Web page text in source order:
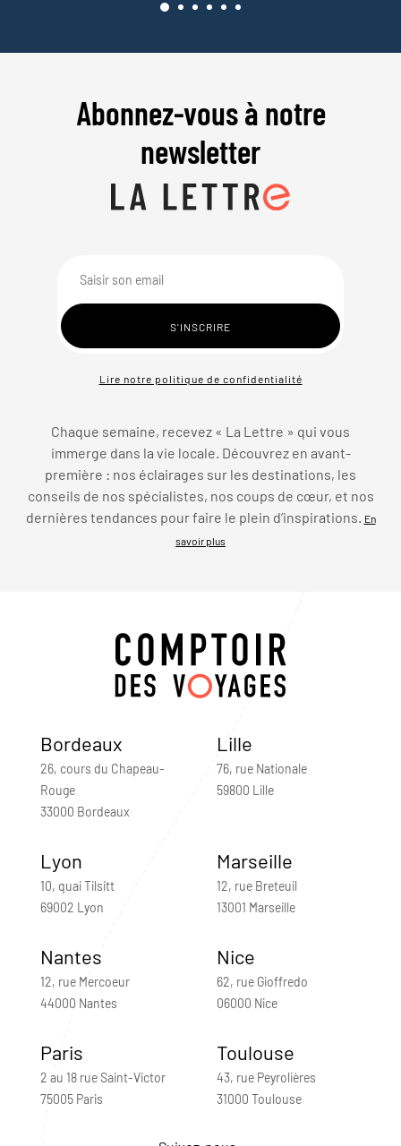
Abonnez-vous à notre
newsletter
Lire notre politique de confidentialité
Chaque semaine, recevez « La Lettre » qui vous
immerge dans la vie locale. Découvrez en avant-
première : nos éclairages sur les destinations, les
conseils de nos spécialistes, nos coups de cœur, et nos
dernières tendances pour faire le plein d’inspirations.
En
savoir plus
Bordeaux
26, cours du Chapeau-
Rouge
33000 Bordeaux
Lille
76, rue Nationale
59800 Lille
Lyon
10, quai Tilsitt
69002 Lyon
Marseille
12, rue Breteuil
13001 Marseille
Nantes
12, rue Mercoeur
44000 Nantes
Nice
62, rue Gioffredo
06000 Nice
Paris
2 au 18 rue Saint-Victor
75005 Paris
Toulouse
43, rue Peyrolières
31000 Toulouse